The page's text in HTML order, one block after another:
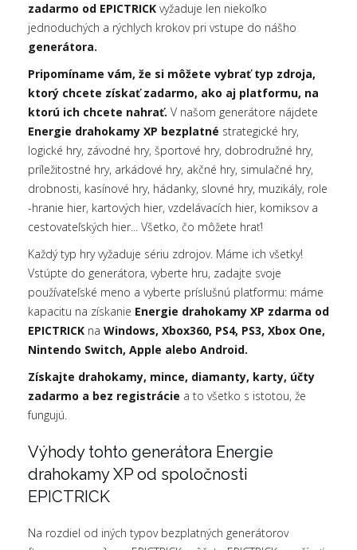
zadarmo od EPICTRICK vyžaduje len niekoľko
jednoduchých a rýchlych krokov pri vstupe do nášho
generátora.
Pripomíname vám, že si môžete vybrať typ zdroja,
ktorý chcete získať zadarmo, ako aj platformu, na
ktorú ich chcete nahrať. V našom generátore nájdete
Energie drahokamy XP bezplatné strategické hry,
logické hry, závodné hry, športové hry, dobrodružné hry,
príležitostné hry, arkádové hry, akčné hry, simulačné hry,
drobnosti, kasínové hry, hádanky, slovné hry, muzikály, role
-hranie hier, kartových hier, vzdelávacích hier, komiksov a
cestovateľských hier... Všetko, čo môžete hrať!
Každý typ hry vyžaduje sériu zdrojov. Máme ich všetky!
Vstúpte do generátora, vyberte hru, zadajte svoje
používateľské meno a vyberte príslušnú platformu: máme
kapacitu na získanie Energie drahokamy XP zdarma od
EPICTRICK na Windows, Xbox360, PS4, PS3, Xbox One,
Nintendo Switch, Apple alebo Android.
Získajte drahokamy, mince, diamanty, karty, účty
zadarmo a bez registrácie a to všetko s istotou, že
fungujú.
Výhody tohto generátora Energie
drahokamy XP od spoločnosti
EPICTRICK
Na rozdiel od iných typov bezplatných generátorov